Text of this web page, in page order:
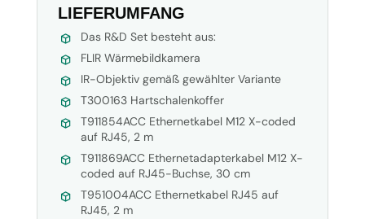
LIEFERUMFANG
Das R&D Set besteht aus:
FLIR Wärmebildkamera
IR-Objektiv gemäß gewählter Variante
T300163 Hartschalenkoffer
T911854ACC Ethernetkabel M12 X-coded
auf RJ45, 2 m
T911869ACC Ethernetadapterkabel M12 X-
coded auf RJ45-Buchse, 30 cm
T951004ACC Ethernetkabel RJ45 auf
RJ45, 2 m